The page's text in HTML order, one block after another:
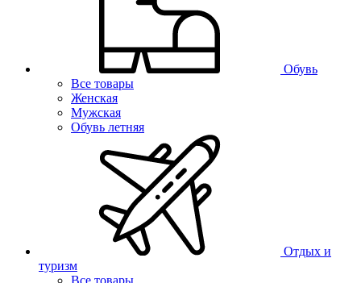
Обувь
Все товары
Женская
Мужская
Обувь летняя
Отдых и
туризм
Все товары